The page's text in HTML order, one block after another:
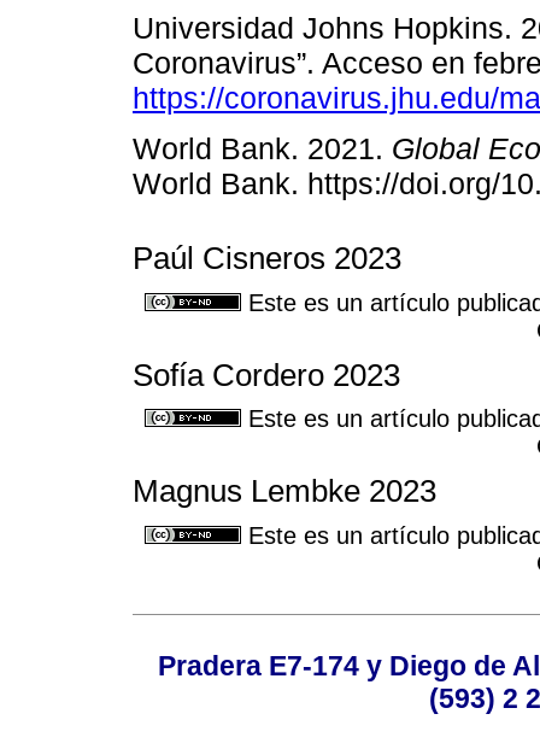
Universidad Johns Hopkins.
Coronavirus”. Acceso en
https://coronavirus.jhu.edu/
World Bank. 2021. Global
World Bank. https://doi.org/
Paúl Cisneros 2023
Este es un artículo
Sofía Cordero 2023
Este es un artículo
Magnus Lembke 2023
Este es un artículo
Pradera E7-174 y Diego de
(593) 2